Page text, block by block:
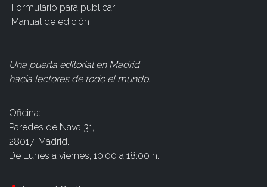
Formulario para publicar
Manual de edición
Una puerta editorial en Madrid
hacia lectores de todo el mundo.
Oficina:
Paredes de Nava 31,
28017, Madrid.
De Lunes a viernes, 10:00 a 18:00 h.